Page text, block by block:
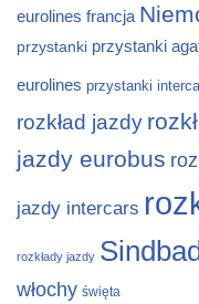
eurolines francja
przystanki przystanki
eurolines przystanki
rozkład jazdy
jazdy eurobus
jazdy intercars
rozkłady jazdy Sindbad
włochy święta